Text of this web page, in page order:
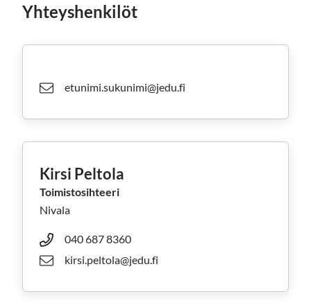
Yhteyshenkilöt
etunimi.sukunimi@jedu.fi
Kirsi Peltola
Toimistosihteeri
Nivala
040 687 8360
kirsi.peltola@jedu.fi